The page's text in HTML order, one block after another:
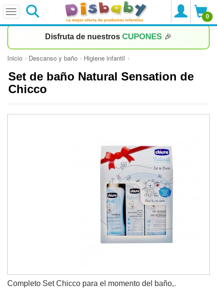
0
Disfruta de nuestros CUPONES 🎉
Inicio Descanso y baño Higiene infantil
Set de baño Natural Sensation de
Chicco
Completo Set Chicco para el momento del baño,.